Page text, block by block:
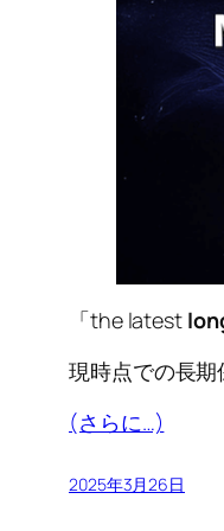
「the latest
現時点での長期
(さらに…)
2025年3月26日